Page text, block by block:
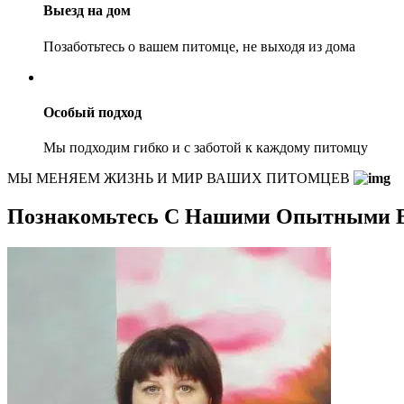
Выезд на дом
Позаботьтесь о вашем питомце, не выходя из дома
Особый подход
Мы подходим гибко и с заботой к каждому питомцу
МЫ МЕНЯЕМ ЖИЗНЬ И МИР ВАШИХ ПИТОМЦЕВ
Познакомьтесь С Нашими Опытными